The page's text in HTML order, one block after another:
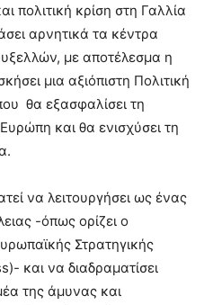
πολιτική κρίση στη Γαλλία
αρνητικά τα κέντρα
με αποτέλεσμα η
μια αξιόπιστη Πολιτική
θα εξασφαλίσει τη
και θα ενισχύσει τη
να λειτουργήσει ως ένας
-όπως ορίζει ο
Στρατηγικής
και να διαδραματίσει
της άμυνας και